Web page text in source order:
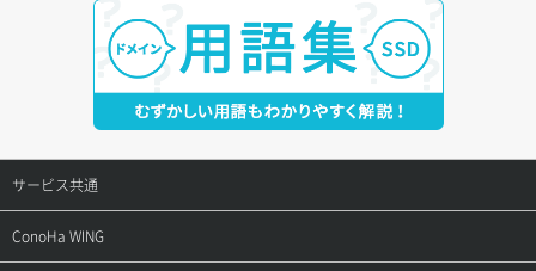
サービス共通
サポートトップ
ConoHa WING